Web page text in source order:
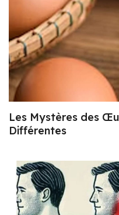
Les Mystères des
Différentes